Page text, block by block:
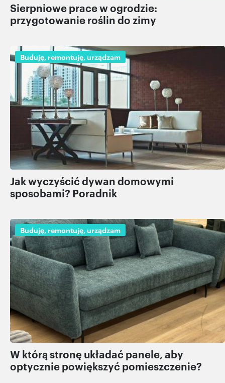
Sierpniowe prace w ogrodzie:
przygotowanie roślin do zimy
Buduję, remontuję, urządzam
Jak wyczyścić dywan domowymi
sposobami? Poradnik
Buduję, remontuję, urządzam
W którą stronę układać panele, aby
optycznie powiększyć pomieszczenie?